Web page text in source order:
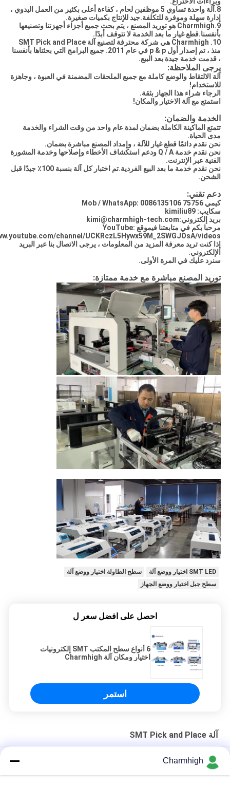
8.آلة واحدة تساوي 5 موظفين لحام ، كفاءة أعلى بكثير من العمل اليدوي ،
إدارة سهلة وموفرة للتكلفة.جيد للإنتاج بكميات صغيرة.
9.Charmhigh هو توريد المصنع ، يتم بحث جميع أجزاء أجهزتنا وتصنيعها
بأنفسنا.قطع غيار ما بعد الخدمة لا تتوقف أبدًا.
10. Charmhigh هي شركة محترفة لتصنيع آلة SMT Pick and Place
منذ ، تم إصدار أول p & p في عام 2011. جميع البرامج التي بحثناها بأنفسنا
، قدمت خدمة جيدة بعد البيع.
يرجى الملاحظة:
آلة الالتقاط والوضع كاملة مع جميع الملحقات المضمنة في العبوة ، وجاهزة
للاستخدام!
الرجاء شراء هذا الجهاز بثقة.
استمتع مع آلة الاختيار والمكان!
الخدمة والضمان:
تتمتع الماكينة الكاملة بضمان لمدة عام واحد من وقت الشراء والخدمة
مدى الحياة.
نحن نقدم دائمًا قطع غيار للآلة ، وإمداد المصنع مباشرة بضمان.
نحن نقدم خدمة Q / A ودعم استكشاف الأخطاء وإصلاحها وخدمة المشورة
الفنية عبر الإنترنت.
نحن نقدم خدمة ما بعد البيع الفردية.
تم اختبار كل آلة بنسبة 100٪ جيدًا قبل
الشحن.
دعم تقني:
كيمي Mob / WhatsApp: 0086135106 75756
سكايب: kimiliu89
بريد إلكتروني:kimi@charmhigh-tech.com
مرحبا بكم في متابعتنا فيموقع YouTube :
channel/UCKRczL5Hywx59M_2SWGJOsA/videos
إذا كنت تريد معرفة المزيد من المعلومات ، يرجى الاتصال بنا عبر البريد
الإلكتروني.
سنرد عليك في المرة الأولى.
توريد المصنع مباشرة مع خدمة ممتازة:
SMT LED اختيار ووضع آلة
سطح الطاولة اختيار ووضع آلة
سطح جبل اختيار ووضع الجهاز
احصل على افضل سعر ل
6 أنواع سطح المكتب SMT إلكترونيات
اختيار ومكان آلة Charmhigh
استمر
آلة SMT Pick and Place
الهيكل الحديدي الصلب 4-الرأس CHM-551P SMD اختيار ووضع آلة
التصميم الضيق TC06 الدقة العالية الوحدة SMT اختيار ووضع آلة 6
Charmhigh